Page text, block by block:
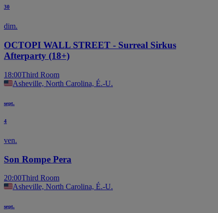
30
dim.
OCTOPI WALL STREET - Surreal Sirkus
Afterparty (18+)
18:00Third Room
Asheville, North Carolina, É.-U.
sept.
4
ven.
Son Rompe Pera
20:00Third Room
Asheville, North Carolina, É.-U.
sept.